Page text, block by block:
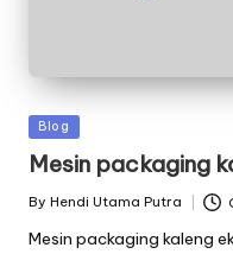
Posted
Blog
Mesin packaging
Posted
By Hendi Utama Putra
Mesin packaging kaleng